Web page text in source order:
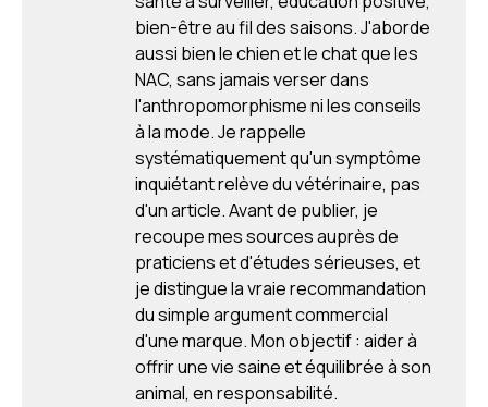
bien-être au fil des saisons. J'aborde
aussi bien le chien et le chat que les
NAC, sans jamais verser dans
l'anthropomorphisme ni les conseils
à la mode. Je rappelle
systématiquement qu'un symptôme
inquiétant relève du vétérinaire, pas
d'un article. Avant de publier, je
recoupe mes sources auprès de
praticiens et d'études sérieuses, et
je distingue la vraie recommandation
du simple argument commercial
d'une marque. Mon objectif : aider à
offrir une vie saine et équilibrée à son
animal, en responsabilité.